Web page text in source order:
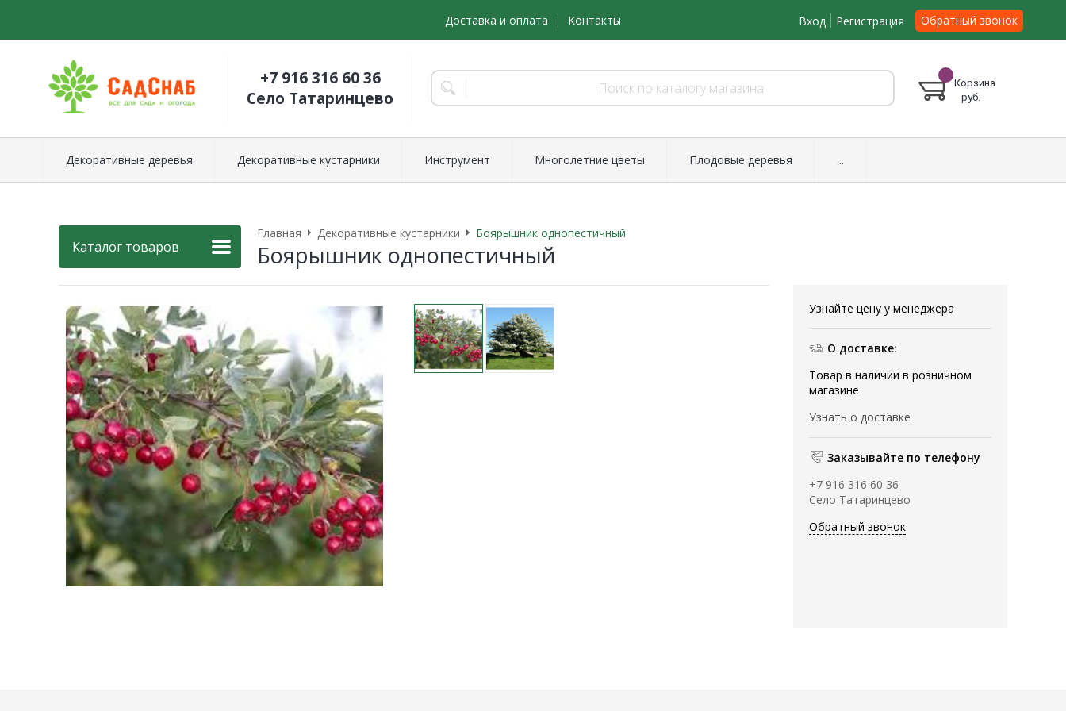
Доставка и оплата Контакты Вход Регистрация Обратный звонок
+7 916 316 60 36
Село Татаринцево
Корзина
руб.
Декоративные деревья Декоративные кустарники Инструмент Многолетние цветы Плодовые деревья ...
Каталог товаров
Главная Декоративные кустарники Боярышник однопестичный
Боярышник однопестичный
Узнайте цену у менеджера
О доставке:
Товар в наличии в розничном
магазине
Узнать о доставке
Заказывайте по телефону
+7 916 316 60 36
Село Татаринцево
Обратный звонок